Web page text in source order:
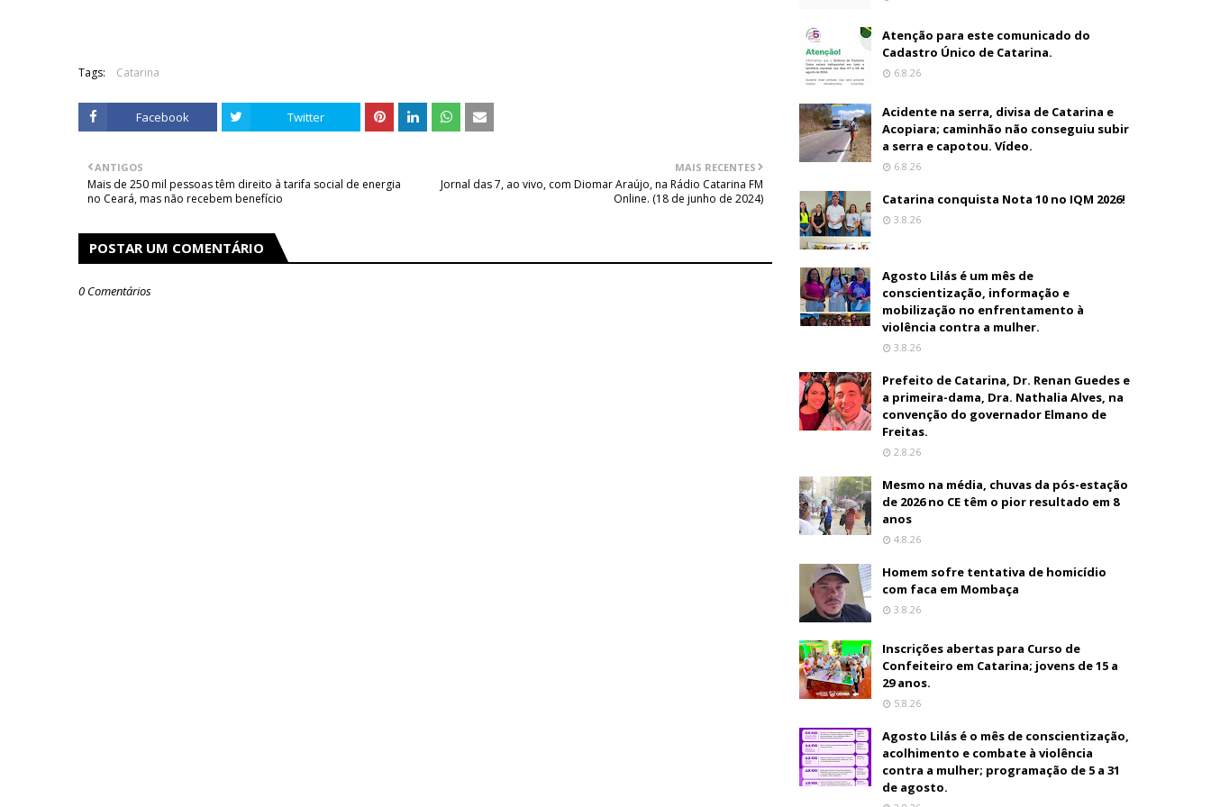
Tags: Catarina
Facebook Twitter
MAIS RECENTES
Jornal das 7, ao vivo, com Diomar Araújo, na Rádio Catarina FM
Online. (18 de junho de 2024)
ANTIGOS
Mais de 250 mil pessoas têm direito à tarifa social de energia
no Ceará, mas não recebem benefício
POSTAR UM COMENTÁRIO
0 Comentários
Atenção para este comunicado do
Cadastro Único de Catarina.
6.8.26
Acidente na serra, divisa de Catarina e
Acopiara; caminhão não conseguiu subir
a serra e capotou. Vídeo.
6.8.26
Catarina conquista Nota 10 no IQM 2026!
3.8.26
Agosto Lilás é um mês de
conscientização, informação e
mobilização no enfrentamento à
violência contra a mulher.
3.8.26
Prefeito de Catarina, Dr. Renan Guedes e
a primeira-dama, Dra. Nathalia Alves, na
convenção do governador Elmano de
Freitas.
2.8.26
Mesmo na média, chuvas da pós-estação
de 2026 no CE têm o pior resultado em 8
anos
4.8.26
Homem sofre tentativa de homicídio
com faca em Mombaça
3.8.26
Inscrições abertas para Curso de
Confeiteiro em Catarina; jovens de 15 a
29 anos.
5.8.26
Agosto Lilás é o mês de conscientização,
acolhimento e combate à violência
contra a mulher; programação de 5 a 31
de agosto.